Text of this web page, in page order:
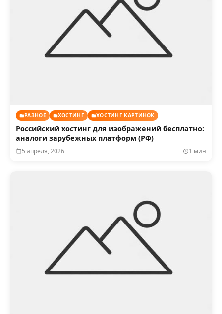
РАЗНОЕ ХОСТИНГ ХОСТИНГ КАРТИНОК
Российский хостинг для изображений бесплатно:
аналоги зарубежных платформ (РФ)
5 апреля, 2026 1 мин